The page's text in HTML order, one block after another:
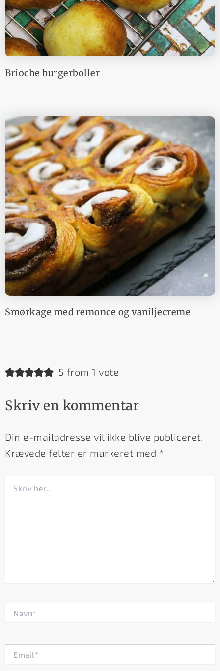
Brioche burgerboller
Smørkage med remonce og vaniljecreme
5 from 1 vote
Skriv en kommentar
Din e-mailadresse vil ikke blive publiceret.
Krævede felter er markeret med *
her..